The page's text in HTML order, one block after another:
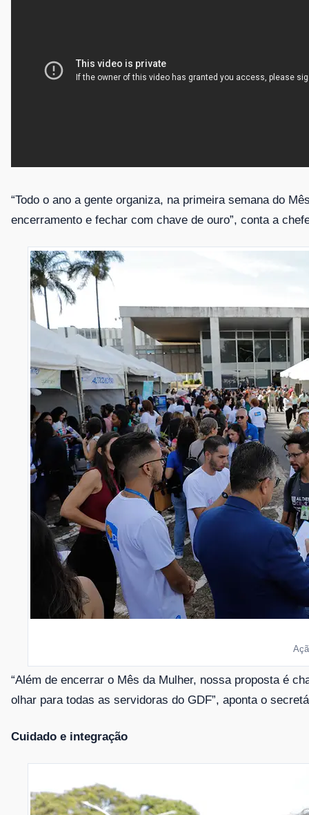
“Todo o ano a gente organiza, na primeira semana do
encerramento e fechar com chave de ouro”, conta a
“Além de encerrar o Mês da Mulher, nossa proposta é
olhar para todas as servidoras do GDF”, aponta o
Cuidado e integração